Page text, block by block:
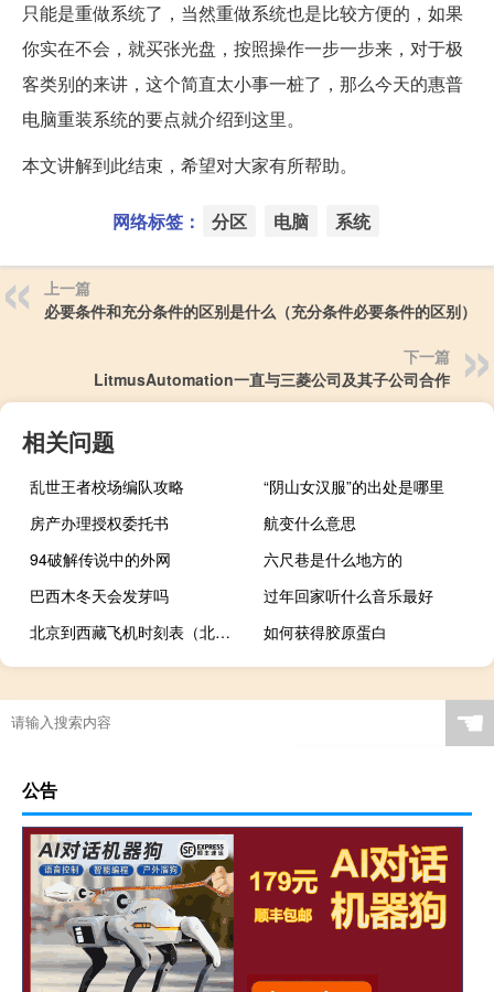
只能是重做系统了，当然重做系统也是比较方便的，如果
你实在不会，就买张光盘，按照操作一步一步来，对于极
客类别的来讲，这个简直太小事一桩了，那么今天的惠普
电脑重装系统的要点就介绍到这里。
本文讲解到此结束，希望对大家有所帮助。
网络标签： 分区 电脑 系统
上一篇
必要条件和充分条件的区别是什么（充分条件必要条件的区别）
下一篇
LitmusAutomation一直与三菱公司及其子公司合作
相关问题
乱世王者校场编队攻略
“阴山女汉服”的出处是哪里
房产办理授权委托书
航变什么意思
94破解传说中的外网
六尺巷是什么地方的
巴西木冬天会发芽吗
过年回家听什么音乐最好
北京到西藏飞机时刻表（北京到西藏火车时刻表）
如何获得胶原蛋白
☚
公告